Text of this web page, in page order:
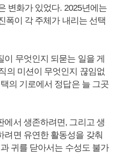
변화가 있었다. 2025년에는
폭이 각 주체가 내리는 선택
무엇인지 되묻는 일을 게
의 미션이 무엇인지 끊임없
의 기로에서 정답은 늘 그곳
에서 생존하려면, 그리고 생
려면 유연한 활동성을 갖춰
귀를 닫아서는 수성도 불가